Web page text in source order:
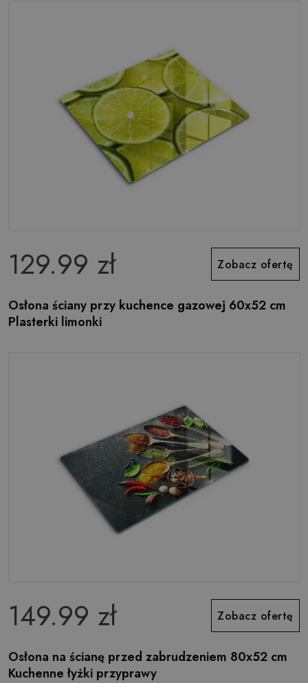
129.99 zł Zobacz ofertę
Osłona ściany przy kuchence gazowej 60x52 cm
Plasterki limonki
149.99 zł Zobacz ofertę
Osłona na ścianę przed zabrudzeniem 80x52 cm
Kuchenne łyżki przyprawy